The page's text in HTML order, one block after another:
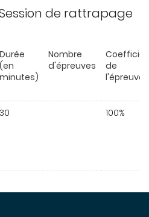
de rattrapage
Durée
(en
minutes)
Nombre
d'épreuves
de
l'épreuve
30 100%